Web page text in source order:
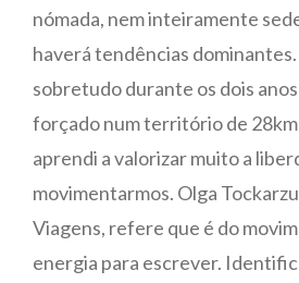
nómada, nem inteiramente
haverá tendências dominantes.
sobretudo durante os dois
forçado num território de
aprendi a valorizar muito a
movimentarmos. Olga
Viagens, refere que é do
energia para escrever.